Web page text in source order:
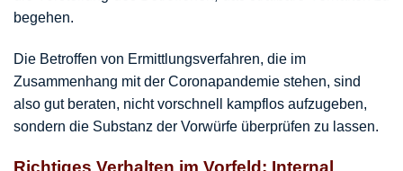
begehen.
Die Betroffen von Ermittlungsverfahren, die im
Zusammenhang mit der Coronapandemie stehen, sind
also gut beraten, nicht vorschnell kampflos aufzugeben,
sondern die Substanz der Vorwürfe überprüfen zu lassen.
Richtiges Verhalten im Vorfeld: Internal